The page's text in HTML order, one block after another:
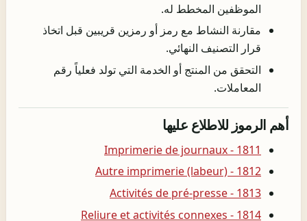
الموظفين المخطط له.
مقارنة النشاط مع رمز أو رمزين قريبين قبل اتخاذ
قرار التصنيف النهائي.
التحقق من المنتج أو الخدمة التي تولد فعلياً رقم
المعاملات.
أهم الرموز للاطلاع عليها
1811 - Imprimerie de journaux
1812 - Autre imprimerie (labeur)
1813 - Activités de pré-presse
1814 - Reliure et activités connexes